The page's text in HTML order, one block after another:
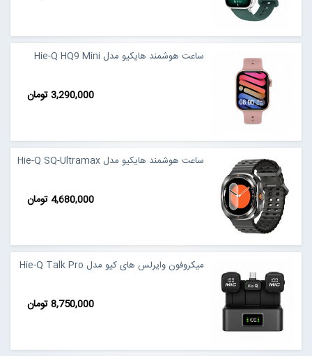
ساعت هوشمند هایکیو مدل Hie-Q HQ9 Mini
3,290,000 تومان
ساعت هوشمند هایکیو مدل Hie-Q SQ-Ultramax
4,680,000 تومان
میکروفون وایرلس های کیو مدل Hie-Q Talk Pro
8,750,000 تومان